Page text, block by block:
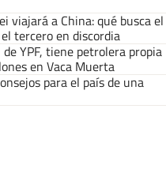
viajará a China: qué busca el
tercero en discordia
YPF, tiene petrolera propia
en Vaca Muerta
para el país de una